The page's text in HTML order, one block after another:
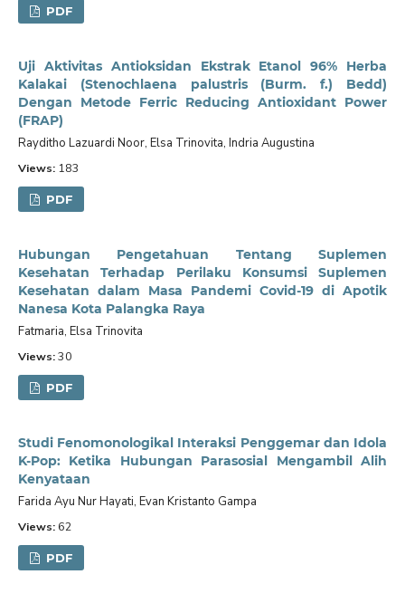
PDF
Uji Aktivitas Antioksidan Ekstrak Etanol 96% Herba
Kalakai (Stenochlaena palustris (Burm. f.) Bedd)
Dengan Metode Ferric Reducing Antioxidant Power
(FRAP)
Rayditho Lazuardi Noor, Elsa Trinovita, Indria Augustina
Views:183
PDF
Hubungan Pengetahuan Tentang Suplemen
Kesehatan Terhadap Perilaku Konsumsi Suplemen
Kesehatan dalam Masa Pandemi Covid-19 di Apotik
Nanesa Kota Palangka Raya
Fatmaria, Elsa Trinovita
Views:30
PDF
Studi Fenomonologikal Interaksi Penggemar dan Idola
K-Pop: Ketika Hubungan Parasosial Mengambil Alih
Kenyataan
Farida Ayu Nur Hayati, Evan Kristanto Gampa
Views:62
PDF